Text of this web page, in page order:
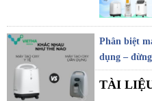
Phân biệt
dụng –
TÀI